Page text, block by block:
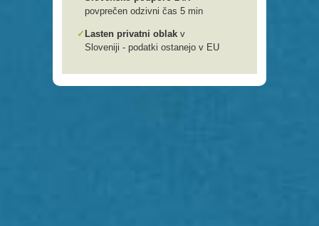
povprečen odzivni čas 5 min
✓ Lasten privatni oblak v
Sloveniji - podatki ostanejo v EU